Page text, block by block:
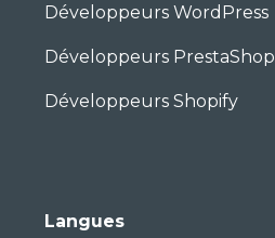
Développeurs WordPress
Développeurs PrestaShop
Développeurs Shopify
Langues